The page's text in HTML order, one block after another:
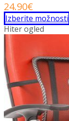
24.90€
Izberite možnosti
Hiter ogled